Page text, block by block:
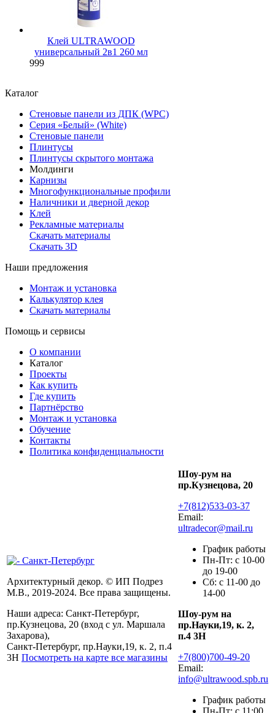
Клей ULTRAWOOD
универсальный 2в1 260 мл
999
Каталог
Стеновые панели из ДПК (WPC)
Серия «Белый» (White)
Стеновые панели
Плинтусы
Плинтусы скрытого монтажа
Молдинги
Карнизы
Многофункциональные профили
Наличники и дверной декор
Клей
Рекламные материалы
Скачать материалы
Скачать 3D
Наши предложения
Монтаж и установка
Калькулятор клея
Скачать материалы
Помощь и сервисы
О компании
Каталог
Проекты
Как купить
Где купить
Партнёрство
Монтаж и установка
Обучение
Контакты
Политика конфиденциальности
Архитектурный декор. © ИП Подрез
М.В., 2019-2024. Все права защищены.
Наши адреса: Санкт-Петербург,
пр.Кузнецова, 20 (вход с ул. Маршала
Захарова),
Санкт-Петербург, пр.Науки,19, к. 2, п.4
3Н Посмотреть на карте все магазины
Шоу-рум на
пр.Кузнецова, 20
+7(812)533-03-37
Email:
ultradecor@mail.ru
График работы
Пн-Пт: с 10-00
до 19-00
Сб: с 11-00 до
14-00
Шоу-рум на
пр.Науки,19, к. 2,
п.4 3Н
+7(800)700-49-20
Email:
info@ultrawood.spb.ru
График работы
Пн-Пт: с 11:00